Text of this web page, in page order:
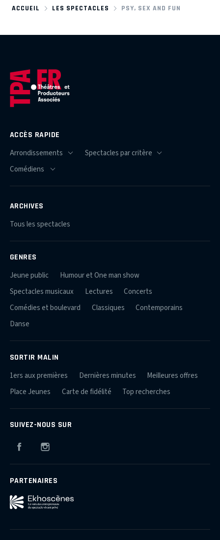
ACCUEIL LES SPECTACLES PSY, SEX AND FUN
ACCÈS RAPIDE
ARCHIVES
Tous les spectacles
GENRES
Jeune public
Humour et One man show
Spectacles musicaux
Lectures
Concerts
Comédies et boulevard
Classiques
Contemporains
Danse
SORTIR MALIN
1ers aux premières Dernières minutes
Meilleures offres
Place Jeunes
Carte de fidélité Top recherches
SUIVEZ-NOUS SUR
Facebook
PARTENAIRES